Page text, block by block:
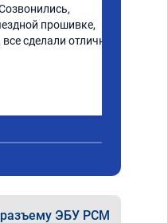
прошивке,
сделали отлично
ЭБУ PCM